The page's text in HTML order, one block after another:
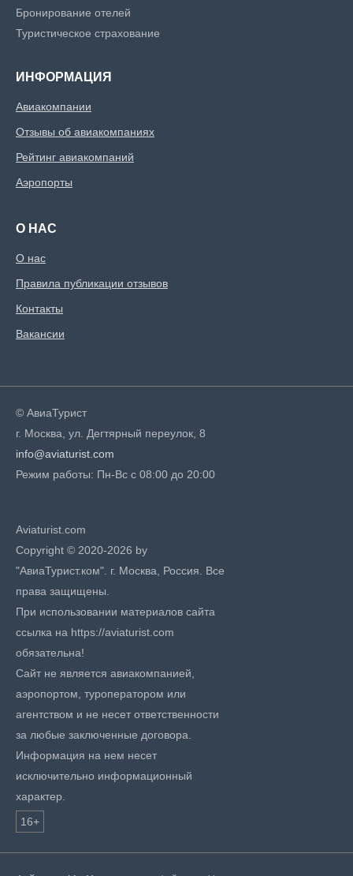
Бронирование отелей
Туристическое страхование
ИНФОРМАЦИЯ
Авиакомпании
Отзывы об авиакомпаниях
Рейтинг авиакомпаний
Аэропорты
О НАС
О нас
Правила публикации отзывов
Контакты
Вакансии
© АвиаТурист
г. Москва, ул. Дегтярный переулок, 8
info@aviaturist.com
Режим работы: Пн-Вс с 08:00 до 20:00
Aviaturist.com
Copyright © 2020-2026 by
"АвиаТурист.ком". г. Москва, Россия. Все
права защищены.
При использовании материалов сайта
ссылка на https://aviaturist.com
обязательна!
Сайт не является авиакомпанией,
аэропортом, туроператором или
агентством и не несет ответственности
за любые заключенные договора.
Информация на нем несет
исключительно информационный
характер.
16+